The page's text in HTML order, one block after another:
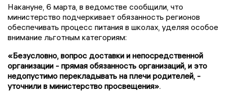
Накануне, 6 марта, в ведомстве сообщили, что
министерство подчеркивает обязанность регионов
обеспечивать процесс питания в школах, уделяя особое
внимание льготным категориям:
«Безусловно, вопрос доставки и непосредственной
организации - прямая обязанность организаций, и это
недопустимо перекладывать на плечи родителей, -
уточнили в министерство просвещения».